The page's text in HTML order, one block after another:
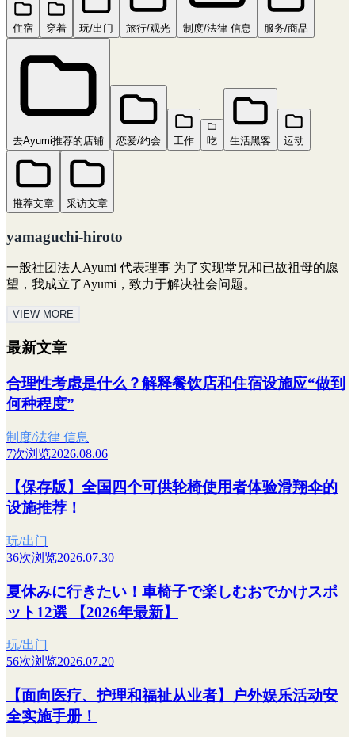
住宿 穿着 玩/出门 旅行/观光 制度/法律 信息 服务/商品
去Ayumi推荐的店铺 恋爱/约会 工作 吃 生活黑客 运动
推荐文章 采访文章
yamaguchi-hiroto
一般社团法人Ayumi 代表理事 为了实现堂兄和已故祖母的愿
望，我成立了Ayumi，致力于解决社会问题。
VIEW MORE
最新文章
合理性考虑是什么？解释餐饮店和住宿设施应“做到
何种程度”
制度/法律 信息
7次浏览2026.08.06
【保存版】全国四个可供轮椅使用者体验滑翔伞的
设施推荐！
玩/出门
36次浏览2026.07.30
夏休みに行きたい！車椅子で楽しむおでかけスポ
ット12選 【2026年最新】
玩/出门
56次浏览2026.07.20
【面向医疗、护理和福祉从业者】户外娱乐活动安
全实施手册！